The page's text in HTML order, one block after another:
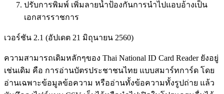
ปรับการพิมพ์ เพิ่มลายน้ำป้องกันการนำไปแอบอ้างเป็น
เอกสารราชการ
เวอร์ชัน 2.1 (อัปเดต 21 มิถุนายน 2560)
ความสามารถเดิมหลักๆของ Thai National ID Card Reader ยังอยู่
เช่นเดิม คือ การอ่านบัตรประชาชนไทย แบบสมาร์ทการ์ด โดย
อ่านเฉพาะข้อมูลข้อความ หรืออ่านทั้งข้อความทั้งรูปถ่าย แล้ว